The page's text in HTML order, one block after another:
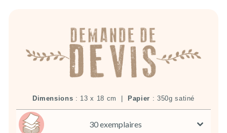
Dimensions : 13 x 18 cm | Papier : 350g satiné
30 exemplaires